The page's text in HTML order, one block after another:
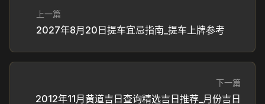
上一篇
2027年8月20日提车宜忌指南_提车上牌参考
下一篇
2012年11月黄道吉日查询精选吉日推荐_月份吉日